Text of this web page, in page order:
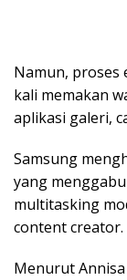
Namun, proses
kali memakan
aplikasi galeri,
Samsung
yang
multitasking
content creator.
Menurut